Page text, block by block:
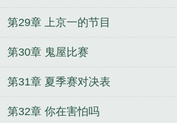
第29章 上京一的节目
第30章 鬼屋比赛
第31章 夏季赛对决表
第32章 你在害怕吗